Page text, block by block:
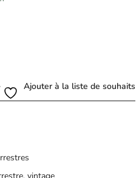
Ajouter à la liste de souhaits